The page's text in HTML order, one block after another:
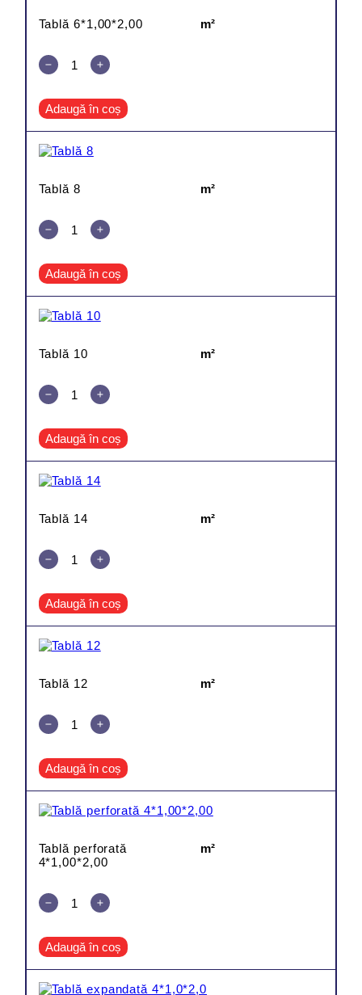
Tablă 6*1,00*2,00 m²
Adaugă în coș
Tablă 8 m²
Adaugă în coș
Tablă 10 m²
Adaugă în coș
Tablă 14 m²
Adaugă în coș
Tablă 12 m²
Adaugă în coș
Tablă perforată
4*1,00*2,00
m²
Adaugă în coș